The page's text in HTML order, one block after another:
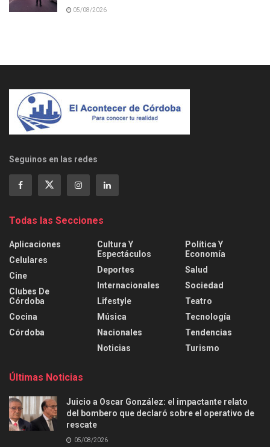
05/08/2026
Seguinos en las redes
Todas las Secciones
Aplicaciones
Celulares
Cine
Clubes De
Córdoba
Cocina
Córdoba
Cultura Y
Espectáculos
Deportes
Internacionales
Lifestyle
Música
Nacionales
Noticias
Política Y
Economía
Salud
Sociedad
Teatro
Tecnología
Tendencias
Turismo
Últimas Noticias
Juicio a Oscar González: el impactante relato
del bombero que declaró sobre el operativo de
rescate
05/08/2026